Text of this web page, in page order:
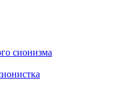
сионизма